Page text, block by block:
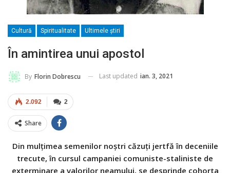
Cultură Spiritualitate Ultimele ştiri
În amintirea unui apostol
By Florin Dobrescu Last updated ian. 3, 2021
2
2.092
Share
Din mulţimea semenilor noştri căzuţi jertfă în deceniile
trecute, în cursul campaniei comuniste-staliniste de
exterminare a valorilor neamului, se desprinde cohorta